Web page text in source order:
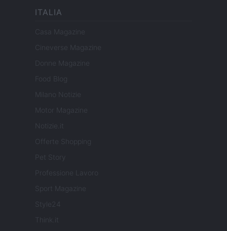
ITALIA
Casa Magazine
Cineverse Magazine
Donne Magazine
Food Blog
Milano Notizie
Motor Magazine
Notizie.it
Offerte Shopping
Pet Story
Professione Lavoro
Sport Magazine
Style24
Think.it